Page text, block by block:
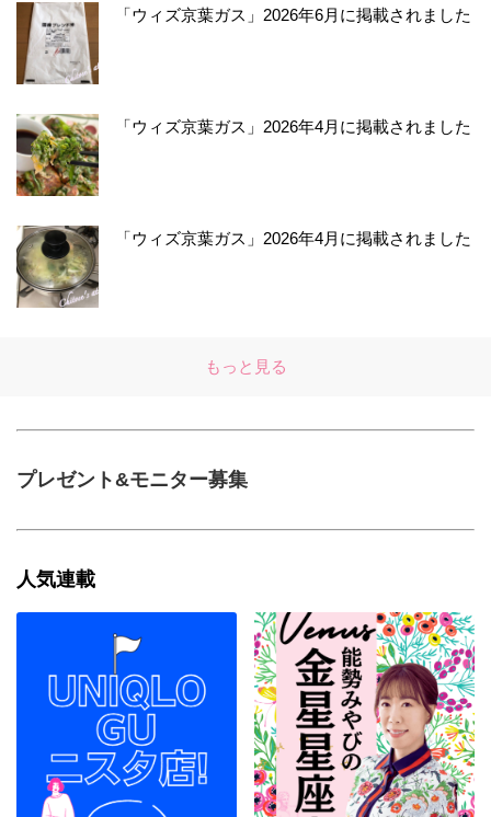
「ウィズ京葉ガス」2026年6月に掲載されました
「ウィズ京葉ガス」2026年4月に掲載されました
「ウィズ京葉ガス」2026年4月に掲載されました
もっと見る
プレゼント&モニター募集
人気連載